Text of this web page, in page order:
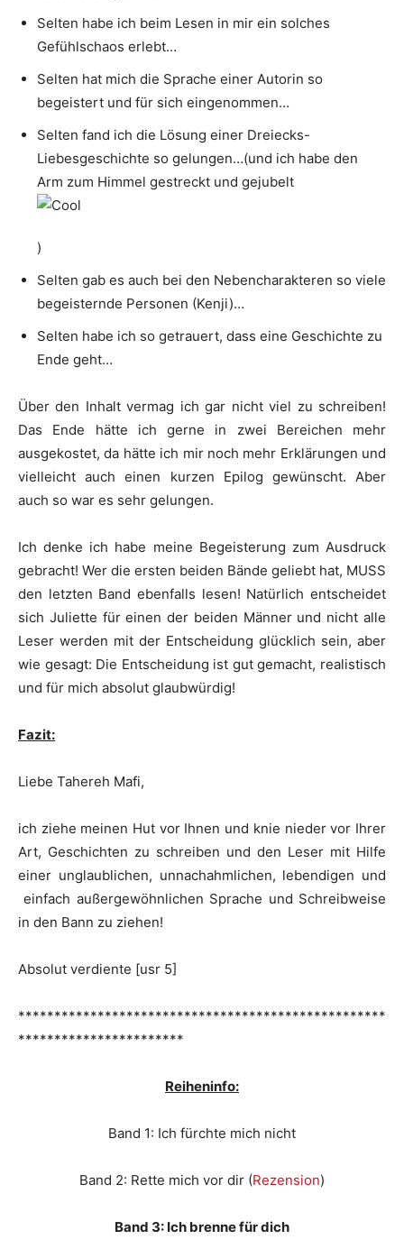
Selten habe ich beim Lesen in mir ein solches
Gefühlschaos erlebt…
Selten hat mich die Sprache einer Autorin so
begeistert und für sich eingenommen…
Selten fand ich die Lösung einer Dreiecks-
Liebesgeschichte so gelungen…(und ich habe den
Arm zum Himmel gestreckt und gejubelt
)
Selten gab es auch bei den Nebencharakteren so viele
begeisternde Personen (Kenji)…
Selten habe ich so getrauert, dass eine Geschichte zu
Ende geht…
Über den Inhalt vermag ich gar nicht viel zu schreiben!
Das Ende hätte ich gerne in zwei Bereichen mehr
ausgekostet, da hätte ich mir noch mehr Erklärungen und
vielleicht auch einen kurzen Epilog gewünscht. Aber
auch so war es sehr gelungen.
Ich denke ich habe meine Begeisterung zum Ausdruck
gebracht! Wer die ersten beiden Bände geliebt hat, MUSS
den letzten Band ebenfalls lesen! Natürlich entscheidet
sich Juliette für einen der beiden Männer und nicht alle
Leser werden mit der Entscheidung glücklich sein, aber
wie gesagt: Die Entscheidung ist gut gemacht, realistisch
und für mich absolut glaubwürdig!
Fazit:
Liebe Tahereh Mafi,
ich ziehe meinen Hut vor Ihnen und knie nieder vor Ihrer
Art, Geschichten zu schreiben und den Leser mit Hilfe
einer unglaublichen, unnachahmlichen, lebendigen und
einfach außergewöhnlichen Sprache und Schreibweise
in den Bann zu ziehen!
Absolut verdiente [usr 5]
***************************************************
***********************
Reiheninfo:
Band 1: Ich fürchte mich nicht
Band 2: Rette mich vor dir (Rezension)
Band 3: Ich brenne für dich